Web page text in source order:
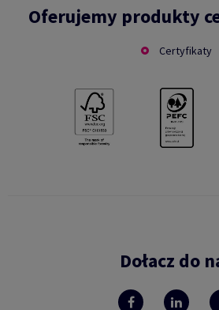
Oferujemy produkty
Certyfikaty
Dołacz do